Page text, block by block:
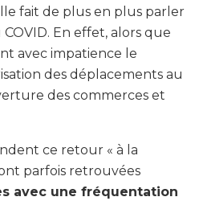
fait de plus en plus parler
En effet, alors que
avec impatience le
des déplacements au
des commerces et
ce retour « à la
parfois retrouvées
avec une fréquentation